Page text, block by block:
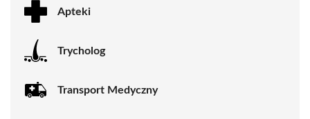
Apteki
Trycholog
Transport Medyczny